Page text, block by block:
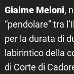
Giaime Meloni,
“pendolare” tra
per la durata di
labirintico della
di Corte di